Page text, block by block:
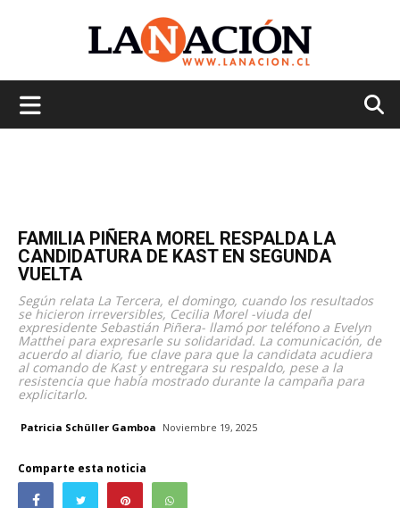
FAMILIA PIÑERA MOREL RESPALDA LA
CANDIDATURA DE KAST EN SEGUNDA
VUELTA
Según relata La Tercera, el domingo, cuando los resultados
se hicieron irreversibles, Cecilia Morel -viuda del
expresidente Sebastián Piñera- llamó por teléfono a Evelyn
Matthei para expresarle su solidaridad. La comunicación, de
acuerdo al diario, fue clave para que la candidata acudiera
al comando de Kast y entregara su respaldo, pese a la
resistencia que había mostrado durante la campaña para
explicitarlo.
Patricia Schüller Gamboa Noviembre 19, 2025
Comparte esta noticia